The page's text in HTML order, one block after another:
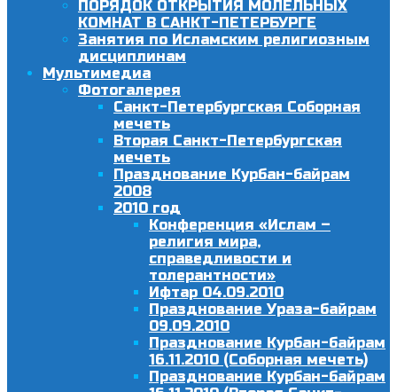
ПОРЯДОК ОТКРЫТИЯ МОЛЕЛЬНЫХ
КОМНАТ В САНКТ-ПЕТЕРБУРГЕ
Занятия по Исламским религиозным
дисциплинам
Мультимедиа
Фотогалерея
Санкт-Петербургская Соборная
мечеть
Вторая Санкт-Петербургская
мечеть
Празднование Курбан-байрам
2008
2010 год
Конференция «Ислам –
религия мира,
справедливости и
толерантности»
Ифтар 04.09.2010
Празднование Ураза-байрам
09.09.2010
Празднование Курбан-байрам
16.11.2010 (Соборная мечеть)
Празднование Курбан-байрам